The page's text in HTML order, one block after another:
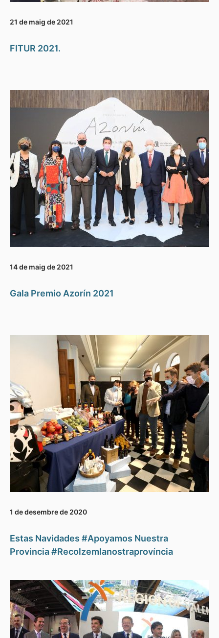
21 de maig de 2021
FITUR 2021.
14 de maig de 2021
Gala Premio Azorín 2021
1 de desembre de 2020
Estas Navidades #Apoyamos Nuestra
Provincia #Recolzemlanostraprovíncia